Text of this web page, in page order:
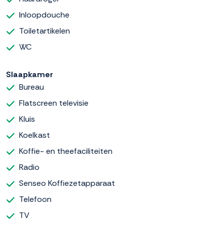
Inloopdouche
Toiletartikelen
WC
Slaapkamer
Bureau
Flatscreen televisie
Kluis
Koelkast
Koffie- en theefaciliteiten
Radio
Senseo Koffiezetapparaat
Telefoon
TV